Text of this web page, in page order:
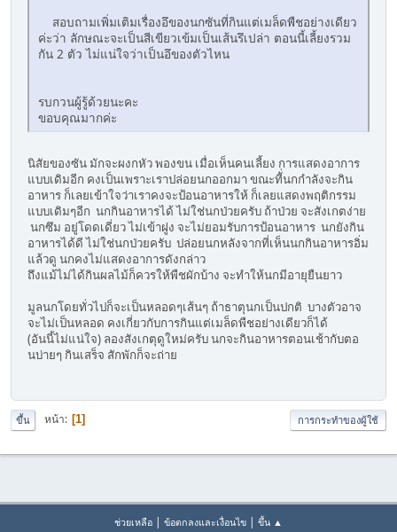
สอบถามเพิ่มเติมเรื่องอึของนกซันที่กินแต่เมล็ดพืชอย่างเดียว
ค่ะว่า ลักษณะจะเป็นสีเขียวเข้มเป็นเส้นรึเปล่า ตอนนี้เลี้ยงรวม
กัน 2 ตัว ไม่แน่ใจว่าเป็นอึของตัวไหน
รบกวนผู้รู้ด้วยนะคะ
ขอบคุณมากค่ะ
นิสัยของซัน มักจะผงกหัว พองขน เมื่อเห็นคนเลี้ยง การแสดงอาการ
แบบเดิมอีก คงเป็นเพราะเราปล่อยนกออกมา ขณะทีั่นกกำลังจะกิน
อาหาร ก็เลยเข้าใจว่าเราคงจะป้อนอาหารให้ ก็เลยแสดงพฤติกรรม
แบบเดิมๆอีก นกกินอาหารได้ ไม่ใช่นกป่วยครับ ถ้าป่วย จะสังเกตง่าย
นกซึม อยู่โดดเดี่ยว ไม่เข้าฝูง จะไม่ยอมรับการป้อนอาหาร นกยังกิน
อาหารได้ดี ไม่ใช่นกป่วยครับ ปล่อยนกหลังจากที่เห็นนกกินอาหารอิ่ม
แล้วดู นกคงไม่แสดงอาการดังกล่าว
ถึงแม้ไม่ได้กินผลไม้ก็ควรให้พืชผักบ้าง จะทำให้นกมีอายุยืนยาว
มูลนกโดยทั่วไปก็จะเป็นหลอดๆเส้นๆ ถ้าธาตุนกเป็นปกติ บางตัวอาจ
จะไม่เป็นหลอด คงเกี่ยวกับการกินแต่เมล็ดพืชอย่างเดียวก็ได้
(อันนี้ไม่แน่ใจ) ลองสังเกตุดูใหม่ครับ นกจะกินอาหารตอนเช้ากับตอ
นบ่ายๆ กินเสร็จ สักพักก็จะถ่าย
ขึ้น หน้า 1 การกระทำของผู้ใช้
ช่วยเหลือ | ข้อตกลงและเงื่อนไข | ขึ้น ▲